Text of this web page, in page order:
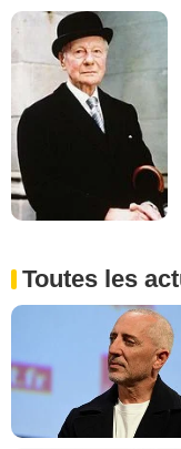
Toutes les